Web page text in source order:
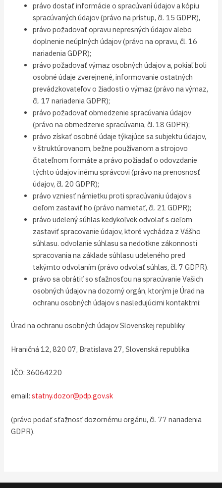
právo dostať informácie o spracúvaní údajov a kópiu
spracúvaných údajov (právo na prístup, čl. 15 GDPR),
právo požadovať opravu nepresných údajov alebo
doplnenie neúplných údajov (právo na opravu, čl. 16
nariadenia GDPR);
právo požadovať výmaz osobných údajov a, pokiaľ boli
osobné údaje zverejnené, informovanie ostatných
prevádzkovateľov o žiadosti o výmaz (právo na výmaz,
čl. 17 nariadenia GDPR);
právo požadovať obmedzenie spracúvania údajov
(právo na obmedzenie spracúvania, čl. 18 GDPR);
právo získať osobné údaje týkajúce sa subjektu údajov,
v štruktúrovanom, bežne používanom a strojovo
čitateľnom formáte a právo požiadať o odovzdanie
týchto údajov inému správcovi (právo na prenosnosť
údajov, čl. 20 GDPR);
právo vzniesť námietku proti spracúvaniu údajov s
cieľom zastaviť ho (právo namietať, čl. 21 GDPR);
právo udelený súhlas kedykoľvek odvolať s cieľom
zastaviť spracovanie údajov, ktoré vychádza z Vášho
súhlasu. odvolanie súhlasu sa nedotkne zákonnosti
spracovania na základe súhlasu udeleného pred
takýmto odvolaním (právo odvolať súhlas, čl. 7 GDPR).
právo sa obrátiť so sťažnosťou na spracúvanie Vašich
osobných údajov na dozorný orgán, ktorým je Úrad na
ochranu osobných údajov s nasledujúcimi kontaktmi:
Úrad na ochranu osobných údajov Slovenskej republiky
Hraničná 12, 820 07, Bratislava 27, Slovenská republika
IČO: 36064220
email:statny.dozor@pdp.gov.sk
(právo podať sťažnosť dozornému orgánu, čl. 77 nariadenia
GDPR).